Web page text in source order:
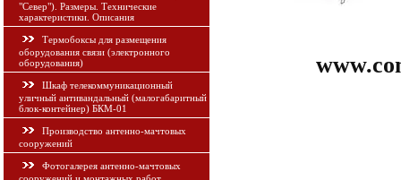
"Север"). Размеры. Технические
характеристики. Описания
Термобоксы для размещения
оборудования связи (электронного
оборудования)
Шкаф телекоммуникационный
уличный антивандальный (малогабаритный
блок-контейнер) БКМ-01
Производство антенно-мачтовых
сооружений
Фотогалерея антенно-мачтовых